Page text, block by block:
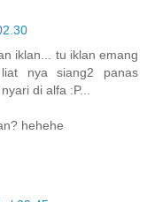
iklan... tu iklan emang
nya siang2 panas
di alfa :P...
hehehe